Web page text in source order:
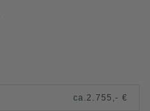
ca.2.755,- €